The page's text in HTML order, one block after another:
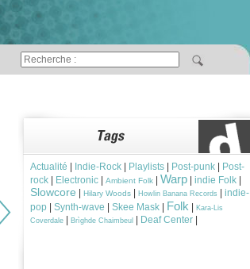
Actualité Indie-Rock Playlists Post-punk
Post-
rock
Electronic Ambient Folk Warp indie Folk
Slowcore Hilary Woods Howlin Banana Records
indie-
pop
Synth-wave Skee Mask Folk
Kara-Lis
Coverdale
Brìghde Chaimbeul Deaf Center